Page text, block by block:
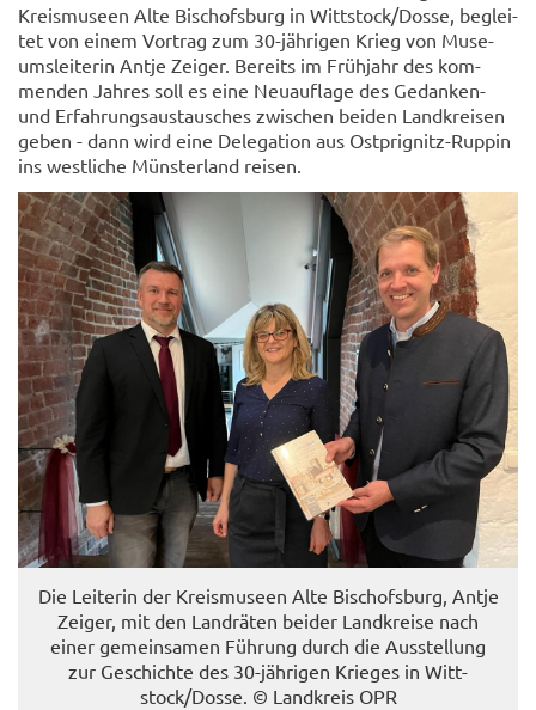
Kreis­mu­se­en Alte Bi­schofs­burg in Witt­stock/Dosse, be­glei­
tet von einem Vor­trag zum 30-​jährigen Krieg von Mu­se­
ums­lei­te­rin Antje Zei­ger. Be­reits im Früh­jahr des kom­
men­den Jah­res soll es eine Neu­auf­la­ge des Gedanken-​
und Er­fah­rungs­aus­tau­sches zwi­schen bei­den Land­krei­sen
geben - dann wird eine De­le­ga­ti­on aus Ostprignitz-​Ruppin
ins west­li­che Müns­ter­land rei­sen.
Die Lei­te­rin der Kreis­mu­se­en Alte Bi­schofs­burg, Antje
Zei­ger, mit den Land­rä­ten bei­der Land­krei­se nach
einer ge­mein­sa­men Füh­rung durch die Aus­stel­lung
zur Ge­schich­te des 30-​jährigen Krie­ges in Witt­
stock/Dosse. © Land­kreis OPR